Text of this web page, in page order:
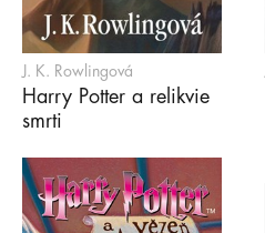
J. K. Rowlingová
Harry Potter a relikvie
smrti